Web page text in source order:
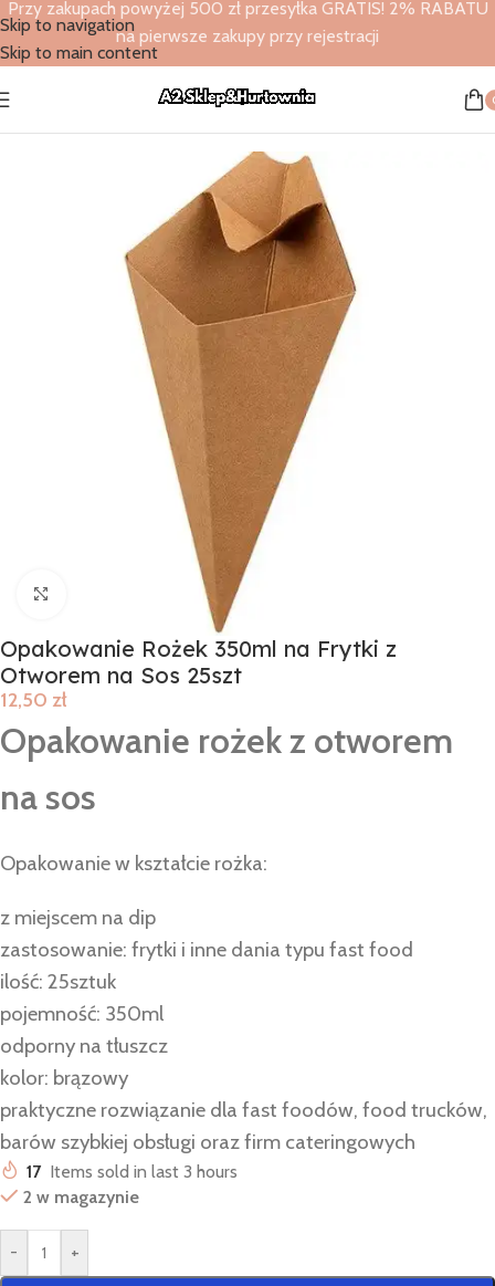
Skip to navigation
Skip to main content
Przy zakupach powyżej 500 zł przesyłka GRATIS! 2% RABATU
na pierwsze zakupy przy rejestracji
Strona główna Artykuły gastronomiczne
Opakowanie Rożek 350ml na Frytki z
Otworem na Sos 25szt
12,50 zł
Opakowanie rożek z otworem
na sos
Opakowanie w kształcie rożka:
z miejscem na dip
zastosowanie: frytki i inne dania typu fast food
ilość: 25sztuk
pojemność: 350ml
odporny na tłuszcz
kolor: brązowy
praktyczne rozwiązanie dla fast foodów, food trucków,
barów szybkiej obsługi oraz firm cateringowych
17 Items sold in last 3 hours
2 w magazynie
- +